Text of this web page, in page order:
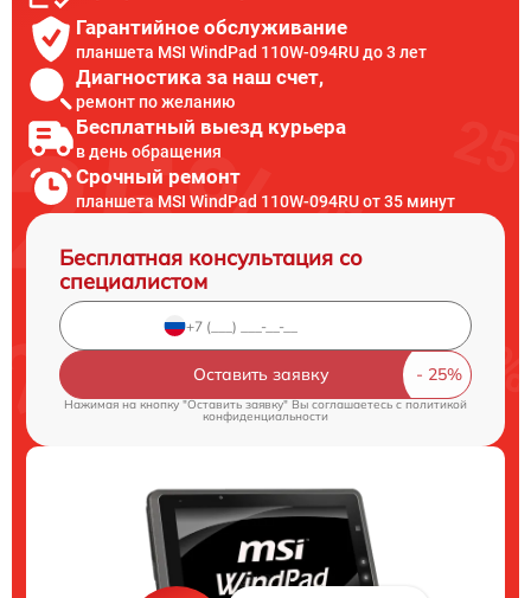
Гарантийное обслуживание
планшета MSI WindPad 110W-094RU до 3 лет
Диагностика за наш счет,
ремонт по желанию
Бесплатный выезд курьера
в день обращения
Срочный ремонт
планшета MSI WindPad 110W-094RU от 35 минут
Бесплатная консультация со
специалистом
Оставить заявку
Нажимая на кнопку "Оставить заявку" Вы соглашаетесь cполитикой
конфиденциальности